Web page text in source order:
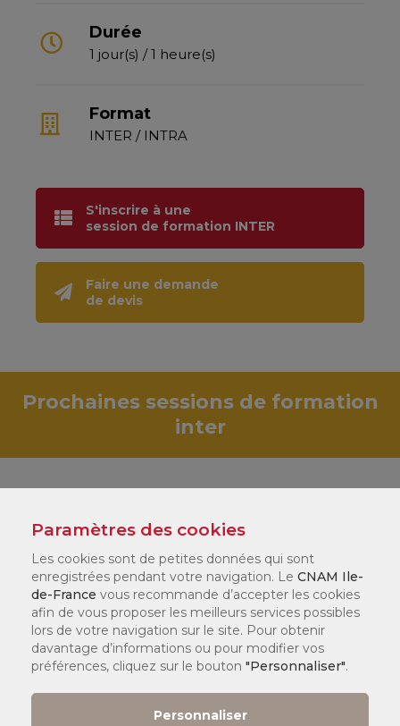
Durée
1 jour(s) / 1 heure(s)
Format
INTER / INTRA
S'inscrire à une
session de formation INTER
Faire une demande
de devis
Prochaines sessions de formation
inter
Demander un devis pour une
9 / 10
Paramètres des cookies
Les cookies sont de petites données qui sont
enregistrées pendant votre navigation. Le CNAM Ile-
de-France vous recommande d’accepter les cookies
afin de vous proposer les meilleurs services possibles
lors de votre navigation sur le site. Pour obtenir
davantage d’informations ou pour modifier vos
préférences, cliquez sur le bouton "Personnaliser".
Personnaliser